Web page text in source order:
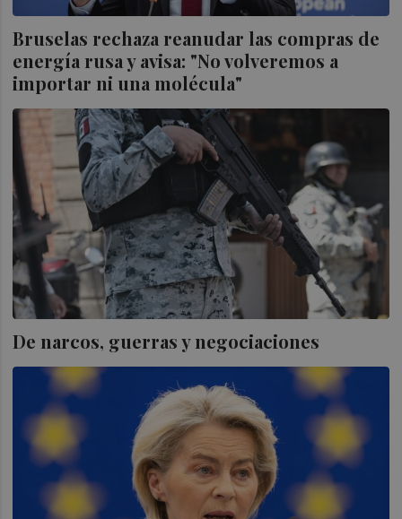
Bruselas rechaza reanudar las compras de
energía rusa y avisa: "No volveremos a
importar ni una molécula"
De narcos, guerras y negociaciones